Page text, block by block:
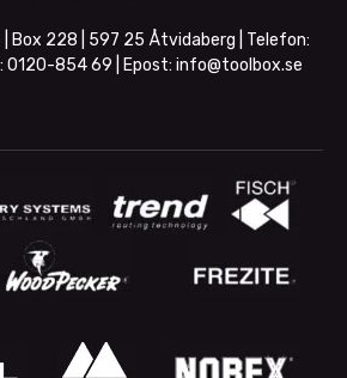
| Box 228 | 597 25 Åtvidaberg | Telefon:
0120-854 69 | Epost: info@toolbox.se